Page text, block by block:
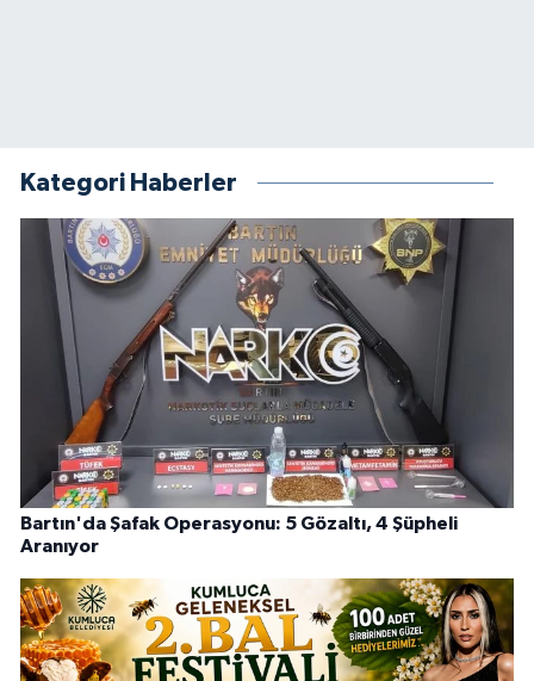
Kategori Haberler
Bartın'da Şafak Operasyonu: 5 Gözaltı, 4 Şüpheli
Aranıyor